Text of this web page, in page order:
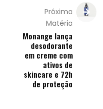
Próxima
Matéria
Monange lança
desodorante
em creme com
ativos de
skincare e 72h
de proteção